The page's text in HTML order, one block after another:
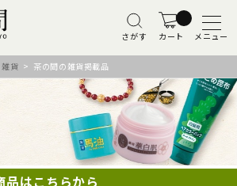
さがす カート メニュー
貨 > 茶の間の雑貨掲載品
品はこちらから